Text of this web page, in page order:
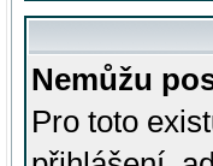
Nemůžu
Pro toto